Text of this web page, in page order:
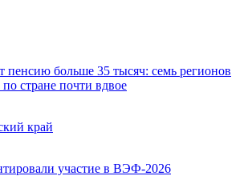
пенсию больше 35 тысяч: семь регионов
стране почти вдвое
край
участие в ВЭФ-2026